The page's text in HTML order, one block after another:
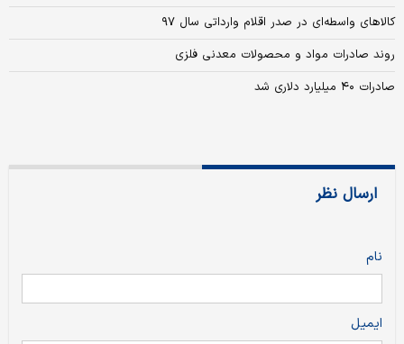
کالاهای واسطه‌ای در صدر اقلام وارداتی سال ۹۷
روند صادرات مواد و محصولات معدنی فلزی
صادرات ۴۰ میلیارد دلاری شد
ارسال نظر
نام
ایمیل